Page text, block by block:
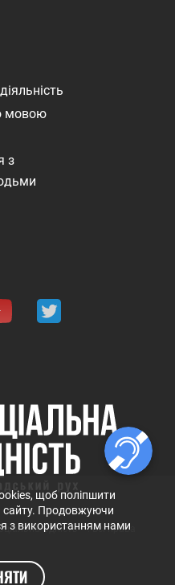
Єдність〞. Всі права
мовою
з
щоб поліпшити
сайту. Продовжуючи
з використанням нами